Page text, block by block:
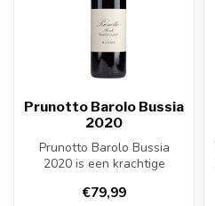
Prunotto Barolo Bussia
2020
Prunotto Barolo Bussia
2020 is een krachtige
Piemonte. ...
€79,99